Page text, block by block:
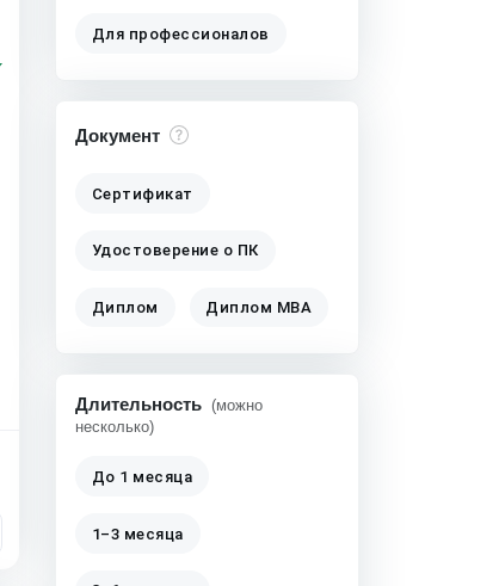
Для профессионалов
Документ
Сертификат
Удостоверение о ПК
Диплом Диплом MBA
Длительность (можно
несколько)
До 1 месяца
1–3 месяца